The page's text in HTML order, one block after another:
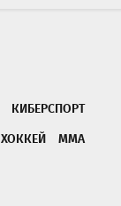
КИБЕРСПОРТ
ХОККЕЙ
ММА